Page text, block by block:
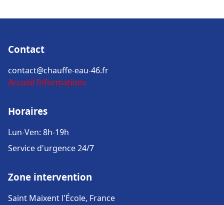
Contact
contact@chauffe-eau-46.fr
Accueil Informations
Horaires
Lun-Ven: 8h-19h
Service d'urgence 24/7
Zone intervention
Saint Maixent l'École, France